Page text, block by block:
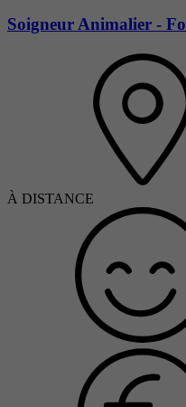
Soigneur Animalier -
À DISTANCE